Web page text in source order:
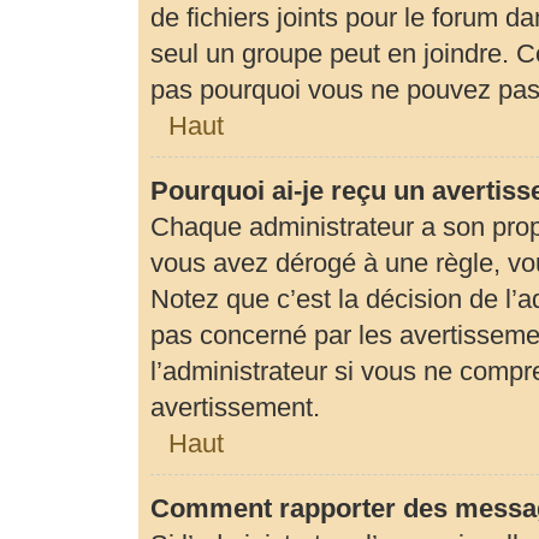
de fichiers joints pour le forum
seul un groupe peut en joindre.
pas pourquoi vous ne pouvez
Haut
Pourquoi ai-je reçu un
Chaque administrateur a son
vous avez dérogé à une règle,
Notez que c’est la décision de
pas concerné par les
l’administrateur si vous ne
avertissement.
Haut
Comment rapporter des